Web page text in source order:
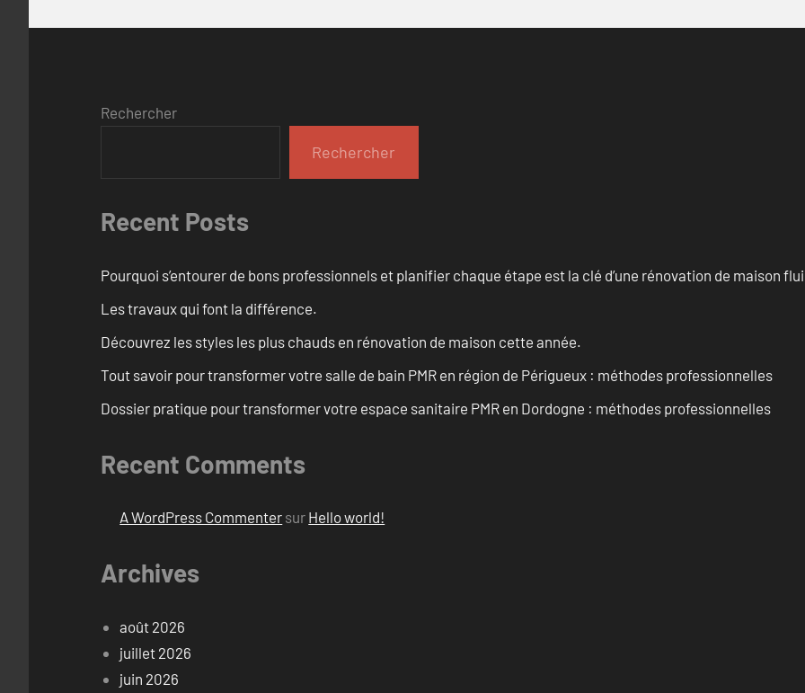
Rechercher
Rechercher
Recent Posts
Pourquoi s’entourer de bons professionnels et planifier chaque étape est la clé d’une rénovation de maison
Les travaux qui font la différence.
Découvrez les styles les plus chauds en rénovation de maison cette année.
Tout savoir pour transformer votre salle de bain PMR en région de Périgueux : méthodes professionnelles
Dossier pratique pour transformer votre espace sanitaire PMR en Dordogne : méthodes professionnelles
Recent Comments
A WordPress Commenter sur Hello world!
Archives
août 2026
juillet 2026
juin 2026